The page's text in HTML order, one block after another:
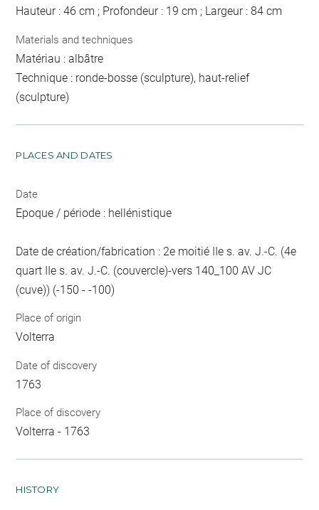
Hauteur : 46 cm ; Profondeur : 19 cm ; Largeur : 84 cm
Materials and techniques
Matériau : albâtre
Technique : ronde-bosse (sculpture), haut-relief
(sculpture)
PLACES AND DATES
Date
Epoque / période : hellénistique
Date de création/fabrication : 2e moitié IIe s. av. J.-C. (4e
quart IIe s. av. J.-C. (couvercle)-vers 140_100 AV JC
(cuve)) (-150 - -100)
Place of origin
Volterra
Date of discovery
1763
Place of discovery
Volterra - 1763
HISTORY